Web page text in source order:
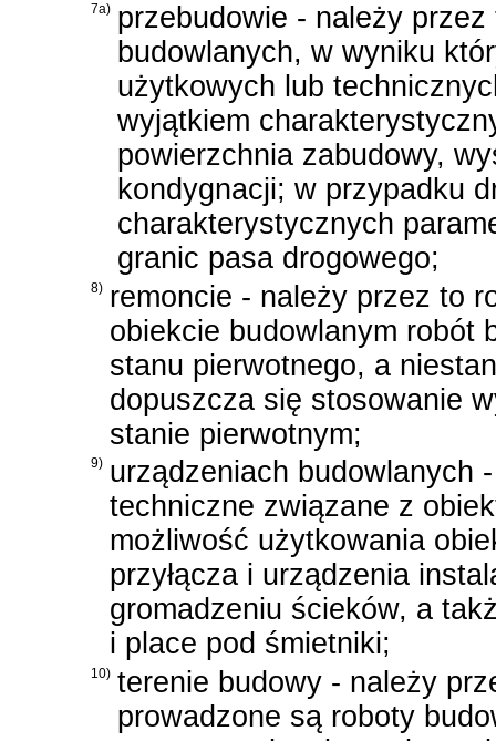
7a) przebudowie - należy
budowlanych, w wyniku
użytkowych lub
wyjątkiem
powierzchnia zabudowy,
kondygnacji; w przypadku
charakterystycznych
granic pasa drogowego;
8) remoncie - należy przez to
obiekcie budowlanym robót
stanu pierwotnego, a
dopuszcza się stosowanie
stanie pierwotnym;
9) urządzeniach budowlanych
techniczne związane z
możliwość użytkowania
przyłącza i urządzenia
gromadzeniu ścieków, a
i place pod śmietniki;
10) terenie budowy - należy
prowadzone są roboty